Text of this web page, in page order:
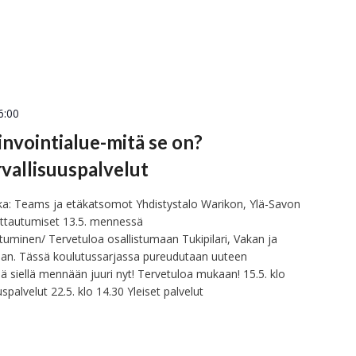
mitä se on?
Teams ja etäkatsomot Yhdistystalo Warikon, Ylä-Savon
13.5. mennessä
Tervetuloa osallistumaan Tukipilari, Vakan ja
Tässä koulutussarjassa pureudutaan uuteen
siellä mennään juuri nyt! Tervetuloa mukaan! 15.5. klo
22.5. klo 14.30 Yleiset palvelut